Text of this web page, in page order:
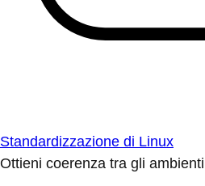
Standardizzazione di Linux
Ottieni coerenza tra gli